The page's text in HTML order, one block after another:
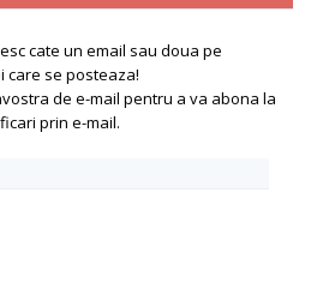
cate un email sau doua pe
care se posteaza!
de e-mail pentru a va abona la
prin e-mail.